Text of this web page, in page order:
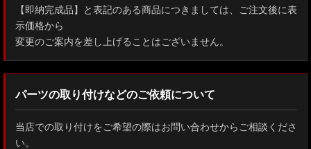
AYH30/GGH30/35/AGH30/35 ヴェルファイア
AYH30/GGH30/35/AGH30/35 アルファード
ACR50 エスティマ
ZWR90W/ZWR95W/MZRA90W/MZRA95W ノア/ヴォクシー
ZRR80 ノア/ヴォクシー
【即納完成品】と表記のある商品につきましては、ご注文後に表
示価格から
変更のご案内を差し上げることはございません。
パーツの取り付けなどのご依頼について
当店での取り付けをご希望の際はお問い合わせからご相談くださ
い。